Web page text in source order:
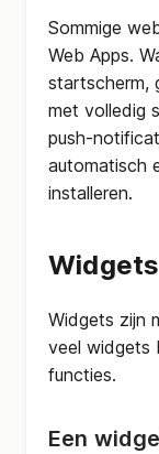
Sommige
Web Apps.
startscherm,
met volledig
push-
automatisch
installeren.
Widgets zijn
veel widgets
functies.
Een